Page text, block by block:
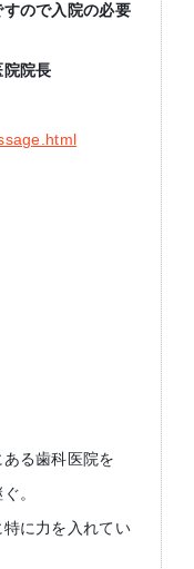
ので入院の必要
院院長
る歯科医院を
。
に力を入れてい